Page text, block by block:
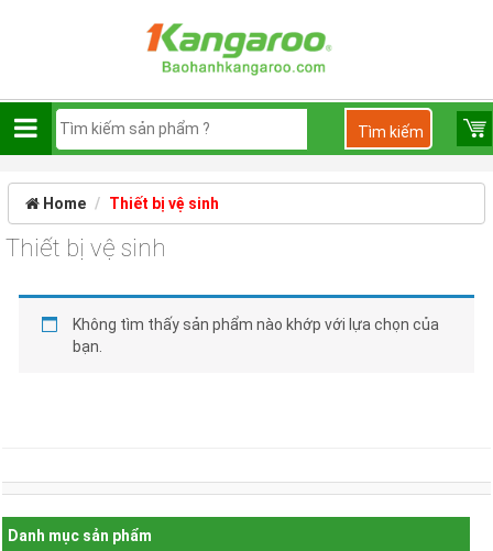
Home Thiết bị vệ sinh
Thiết bị vệ sinh
Không tìm thấy sản phẩm nào khớp với lựa chọn của
bạn.
Danh mục sản phẩm